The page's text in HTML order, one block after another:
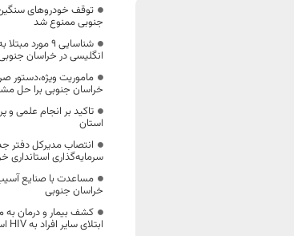
توقف خودروهای
جنوبی ممنوع شد
شناسایی ۹
انگلیسی در خراسان
ماموریت ویژه،دستور
خراسان جنوبی برا حل
تاکید بر انجام علمی و
استان
انتصاب مدیرکل دفتر
سرمایه‌گذاری استانداری
مساعدت با صنایع
خراسان جنوبی
کشف بیمار و درمان به
ابتلای سایر افراد به HIV است